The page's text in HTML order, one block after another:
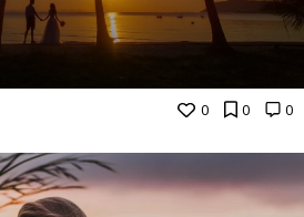
0 0 0